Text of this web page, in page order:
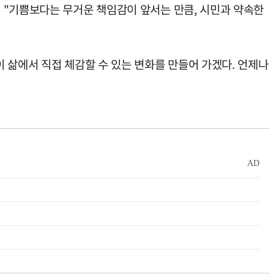
쁨보다는 무거운 책임감이 앞서는 만큼, 시민과 약속한
에서 직접 체감할 수 있는 변화를 만들어 가겠다. 언제나